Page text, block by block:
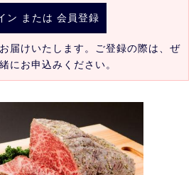
ン または 会員登録
届けいたします。ご登録の際は、ぜ
にお申込みください。